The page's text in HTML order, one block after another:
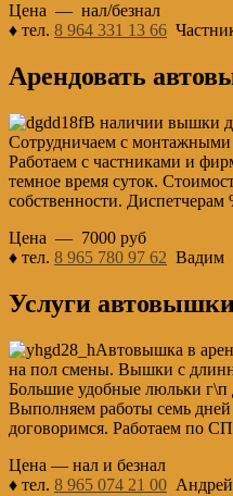
Цена — нал/безнал
♦ тел. 8 964 331 13 66
Арендовать
В наличии вышки
Сотрудничаем с
Работаем с частниками и
темное время суток.
собственности. Диспетчерам
Цена — 7000 руб
♦ тел. 8 965 780 97 62 Вадим
Услуги
Автовышка в
на пол смены. Вышки с
Большие удобные люльки г\п
Выполняем работы семь
договоримся. Работаем по
Цена — нал и безнал
♦ тел. 8 965 074 21 00 Андрей